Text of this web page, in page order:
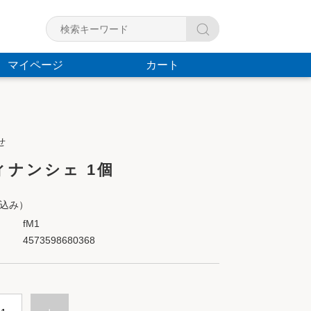
マイページ カート
ナンシェ 1個
み）
fM1
4573598680368